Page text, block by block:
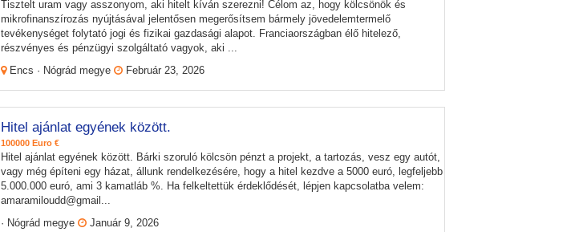
Tisztelt uram vagy asszonyom, aki hitelt kíván szerezni! Célom az, hogy kölcsönök és
mikrofinanszírozás nyújtásával jelentősen megerősítsem bármely jövedelemtermelő
tevékenységet folytató jogi és fizikai gazdasági alapot. Franciaországban élő hitelező,
részvényes és pénzügyi szolgáltató vagyok, aki ...
Encs · Nógrád megye
Február 23, 2026
Hitel ajánlat egyének között.
100000 Euro €
Hitel ajánlat egyének között. Bárki szoruló kölcsön pénzt a projekt, a tartozás, vesz egy autót,
vagy még építeni egy házat, állunk rendelkezésére, hogy a hitel kezdve a 5000 euró, legfeljebb
5.000.000 euró, ami 3 kamatláb %. Ha felkeltettük érdeklődését, lépjen kapcsolatba velem:
amaramiloudd@gmail...
· Nógrád megye
Január 9, 2026